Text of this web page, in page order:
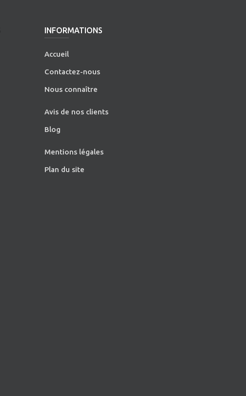
INFORMATIONS
Accueil
Contactez-nous
Nous connaître
Avis de nos clients
Blog
Mentions légales
Plan du site